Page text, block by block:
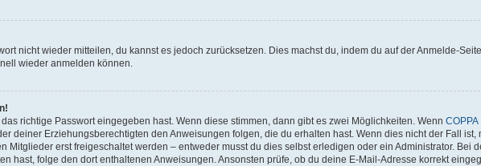
nicht wieder mitteilen, du kannst es jedoch zurücksetzen. Dies machst du, indem du auf der Anmelde-
wieder anmelden können.
richtige Passwort eingegeben hast. Wenn diese stimmen, dann gibt es zwei Möglichkeiten. Wenn COPPA
deiner Erziehungsberechtigten den Anweisungen folgen, die du erhalten hast. Wenn dies nicht der Fall
erst freigeschaltet werden – entweder musst du dies selbst erledigen oder ein Administrator. Bei
hast, folge den dort enthaltenen Anweisungen. Ansonsten prüfe, ob du deine E-Mail-Adresse korrekt